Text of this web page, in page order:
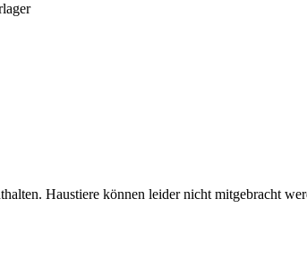
Haustiere können leider nicht mitgebracht